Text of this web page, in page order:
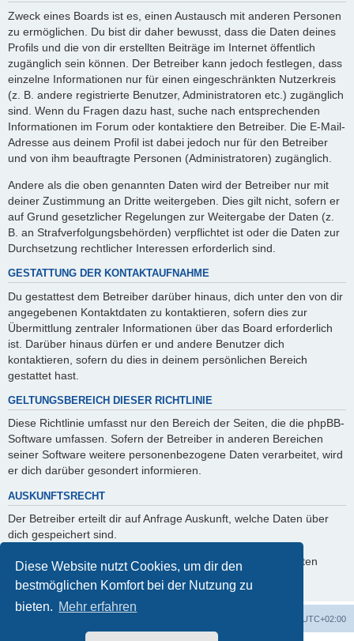
Diese Website nutzt Cookies, um dir den
bestmöglichen Komfort bei der Nutzung zu
bieten. Mehr erfahren
Zweck eines Boards ist es, einen Austausch mit anderen Personen
zu ermöglichen. Du bist dir daher bewusst, dass die Daten deines
Profils und die von dir erstellten Beiträge im Internet öffentlich
zugänglich sein können. Der Betreiber kann jedoch festlegen, dass
einzelne Informationen nur für einen eingeschränkten Nutzerkreis
(z. B. andere registrierte Benutzer, Administratoren etc.) zugänglich
sind. Wenn du Fragen dazu hast, suche nach entsprechenden
Informationen im Forum oder kontaktiere den Betreiber. Die E-Mail-
Adresse aus deinem Profil ist dabei jedoch nur für den Betreiber
und von ihm beauftragte Personen (Administratoren) zugänglich.
Andere als die oben genannten Daten wird der Betreiber nur mit
deiner Zustimmung an Dritte weitergeben. Dies gilt nicht, sofern er
auf Grund gesetzlicher Regelungen zur Weitergabe der Daten (z.
B. an Strafverfolgungsbehörden) verpflichtet ist oder die Daten zur
Durchsetzung rechtlicher Interessen erforderlich sind.
GESTATTUNG DER KONTAKTAUFNAHME
Du gestattest dem Betreiber darüber hinaus, dich unter den von dir
angegebenen Kontaktdaten zu kontaktieren, sofern dies zur
Übermittlung zentraler Informationen über das Board erforderlich
ist. Darüber hinaus dürfen er und andere Benutzer dich
kontaktieren, sofern du dies in deinem persönlichen Bereich
gestattet hast.
GELTUNGSBEREICH DIESER RICHTLINIE
Diese Richtlinie umfasst nur den Bereich der Seiten, die die phpBB-
Software umfassen. Sofern der Betreiber in anderen Bereichen
seiner Software weitere personenbezogene Daten verarbeitet, wird
er dich darüber gesondert informieren.
AUSKUNFTSRECHT
Der Betreiber erteilt dir auf Anfrage Auskunft, welche Daten über
dich gespeichert sind.
Du kannst jederzeit die Löschung bzw. Sperrung deiner Daten
verlangen. Kontaktiere hierzu bitte den Betreiber.
UTC+02:00